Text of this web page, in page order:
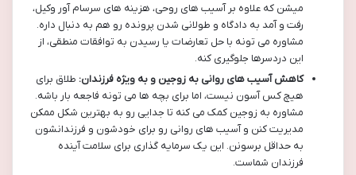
میشن که علاوه بر آسیب های روحی، هزینه های سرسام آور وکیل،
رفت و آمد به دادگاه و طولانی شدن پرونده رو هم به دنبال داره.
مشاوره می تونه با حل تعارضات یا رسیدن به توافقات منطقی، از
این دردسرها جلوگیری کنه.
کاهش آسیب های روانی به زوجین و به ویژه فرزندان: طلاق برای
هیچ کس آسون نیست، اما برای بچه ها می تونه فاجعه بار باشه.
مشاوره به زوجین کمک می کنه تا جدایی رو به بهترین شکل ممکن
مدیریت کنن و آسیب های روانی رو برای خودشون و فرزندانشون
به حداقل برسونن. این یک سرمایه گذاری برای سلامت آینده
فرزندان شماست.